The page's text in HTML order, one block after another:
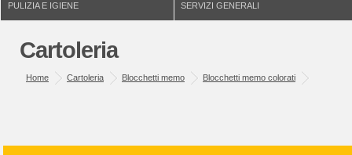
PULIZIA E IGIENE SERVIZI GENERALI
Cartoleria
Home Cartoleria Blocchetti memo Blocchetti memo colorati